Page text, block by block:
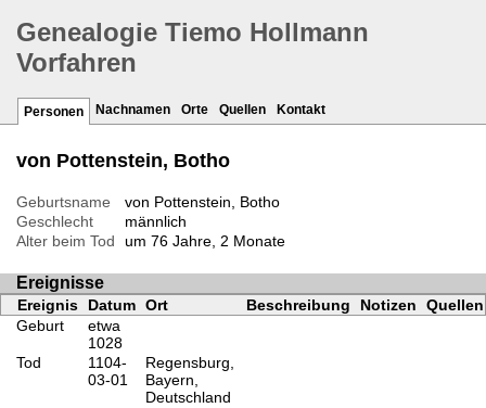
Genealogie Tiemo Hollmann
Vorfahren
Personen Nachnamen Orte Quellen Kontakt
von Pottenstein, Botho
Geburtsname
von Pottenstein, Botho
Geschlecht
männlich
Alter beim Tod
um 76 Jahre, 2 Monate
Ereignisse
Ereignis Datum Ort Beschreibung Notizen
Quellen
Geburt
etwa
1028
Tod
1104-
03-01
Regensburg,
Bayern,
Deutschland